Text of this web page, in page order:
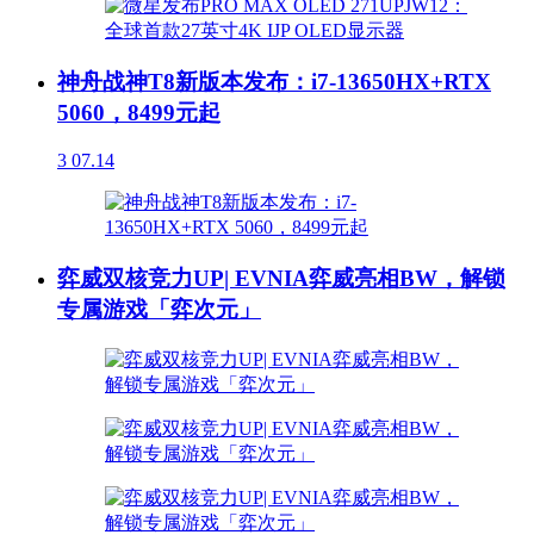
神舟战神T8新版本发布：i7-13650HX+RTX
5060，8499元起
3 07.14
弈威双核竞力UP| EVNIA弈威亮相BW，解锁
专属游戏「弈次元」